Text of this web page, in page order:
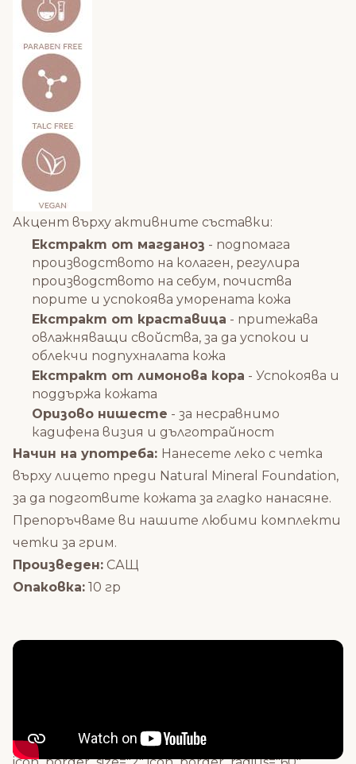
Акцент върху активните съставки:
Екстракт от магданоз - подпомага
производството на колаген, регулира
производството на себум, почиства
порите и успокоява уморената кожа
Екстракт от краставица - притежава
овлажняващи свойства, за да успокои и
облекчи подпухналата кожа
Екстракт от лимонова кора - Успокоява и
поддържа кожата
Оризово нишесте - за несравнимо
кадифена визия и дълготрайност
Начин на употреба: Нанесете леко с четка
върху лицето преди Natural Mineral Foundation,
за да подготвите кожата за гладко нанасяне.
Препоръчваме ви нашите любими комплекти
четки за грим.
Произведен: САЩ
Опаковка: 10 гр
[vc_zigzag]
icon_style="advanced" icon_border_style="solid"